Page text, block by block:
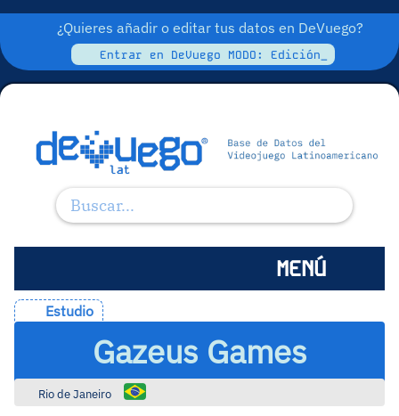
¿Quieres añadir o editar tus datos en DeVuego?
Entrar en DeVuego MODO: Edición_
MENÚ
Estudio
Gazeus Games
Rio de Janeiro